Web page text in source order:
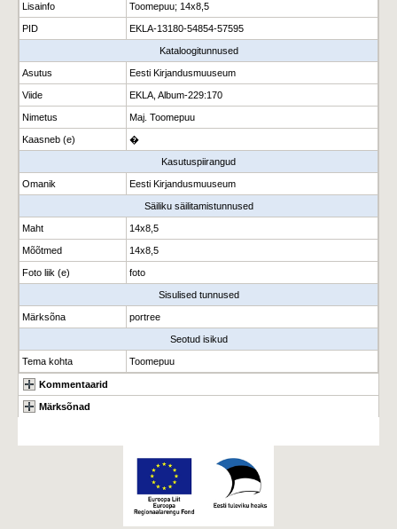
Lisainfo Toomepuu; 14x8,5
PID EKLA-13180-54854-57595
Kataloogitunnused
Asutus Eesti Kirjandusmuuseum
Viide EKLA, Album-229:170
Nimetus Maj. Toomepuu
Kaasneb (e) �
Kasutuspiirangud
Omanik Eesti Kirjandusmuuseum
Säiliku säilitamistunnused
Maht 14x8,5
Mõõtmed 14x8,5
Foto liik (e) foto
Sisulised tunnused
Märksõna portree
Seotud isikud
Tema kohta Toomepuu
Kommentaarid
Märksõnad